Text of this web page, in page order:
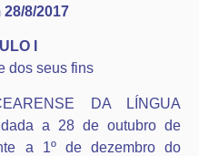
8/2017
I
dos seus fins
DA LÍNGUA
a 28 de outubro de
a 1º de dezembro do